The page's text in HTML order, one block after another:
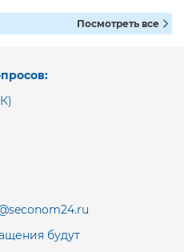
Посмотреть все
будут